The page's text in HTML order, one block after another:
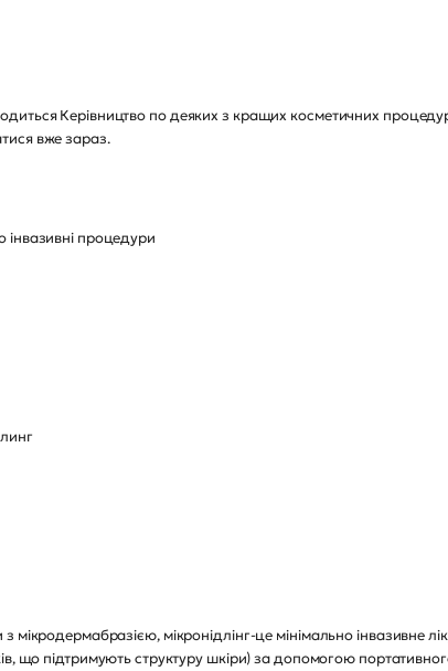
Керівництво по деяких з кращих косметичних
вже зараз.
інвазивні процедури
з мікродермабразією, мікронідлінг-це мінімально інвазивне
що підтримують структуру шкіри) за допомогою